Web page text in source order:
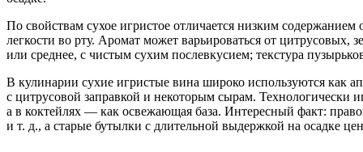
По свойствам сухое игристое отличается низким
легкости во рту. Аромат может варьироваться от
или среднее, с чистым сухим послевкусием; текстура
В кулинарии сухие игристые вина широко используются как
с цитрусовой заправкой и некоторым сырам. Технологически
а в коктейлях — как освежающая база. Интересный факт:
и т. д., а старые бутылки с длительной выдержкой на осадке